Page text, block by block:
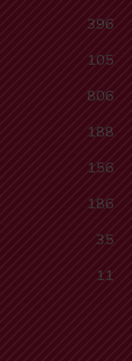
396
105
806
188
156
186
35
11